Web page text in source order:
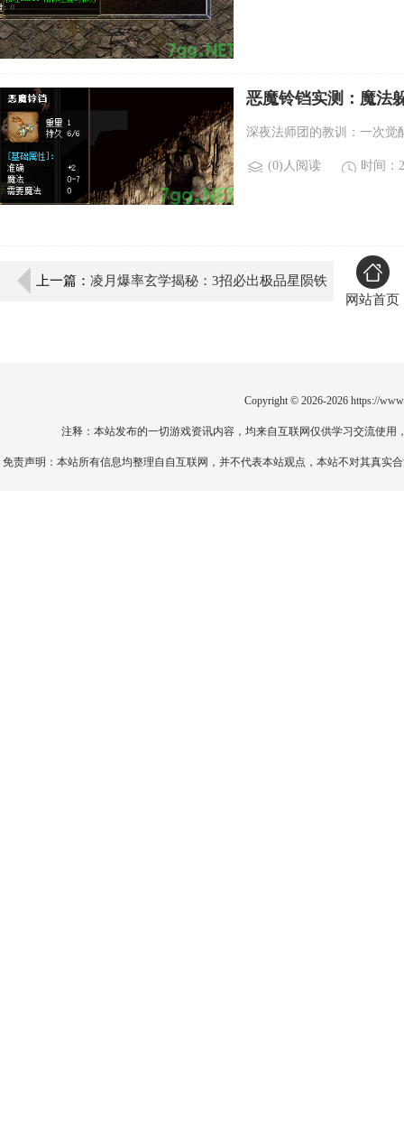
恶魔铃铛实测：魔法
深夜法师团的教训：一次觉
(0)人阅读 时间：
上一篇： 凌月爆率玄学揭秘：3招必出极品星陨铁
网站首页
Copyright © 2026-2026 https://
注释：本站发布的一切游戏资讯内容，均来自互联网仅供学习交流使
免责声明：本站所有信息均整理自自互联网，并不代表本站观点，本站不对其真实